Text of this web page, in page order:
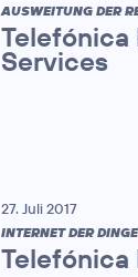
AUSWEITUNG DER
Services
27. Juli 2017
INTERNET DER
Telefónica